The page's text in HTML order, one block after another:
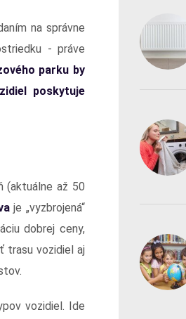
na správne
- práve
parku by
poskytuje
(aktuálne až 50
je „vyzbrojená“
dobrej ceny,
trasu vozidiel aj
vozidiel. Ide